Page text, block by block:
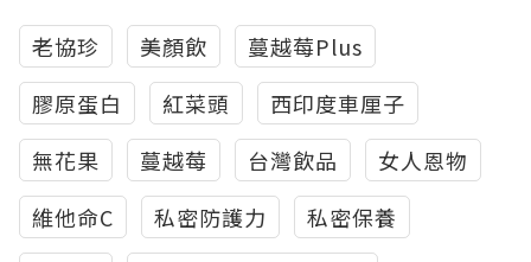
老協珍 美顏飲
蔓越莓Plus
膠原蛋白
紅菜頭
西印度車厘子
無花果
蔓越莓 台灣飲品
女人恩物
維他命C
私密防護力
私密保養